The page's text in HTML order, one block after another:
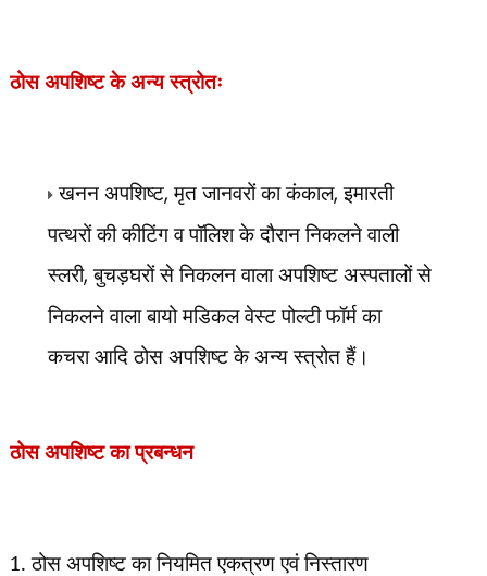
ठोस अपशिष्ट के अन्य स्त्रोतः
खनन अपशिष्ट,मृत जानवरों का कंकाल,इमारती
पत्थरों की कीटिंग व पॉलिश के दौरान निकलने वाली
स्लरी,बुचड़घरों से निकलन वाला अपशिष्ट अस्पतालों से
निकलने वाला बायो मडिकल वेस्ट पोल्टी फॉर्म का
कचराआदि ठोस अपशिष्ट के अन्य स्त्रोत हैं।
ठोस अपशिष्ट का प्रबन्धन
1. ठोस अपशिष्ट का नियमित एकत्रण एवं निस्तारण